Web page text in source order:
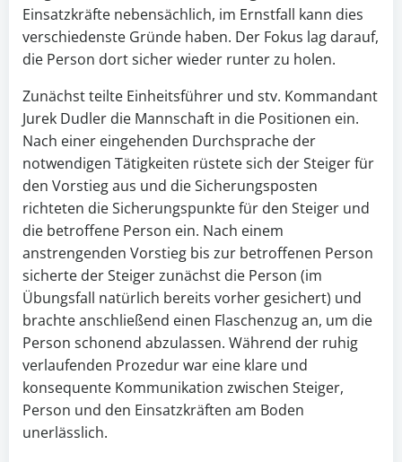
Einsatzkräfte nebensächlich, im Ernstfall kann dies
verschiedenste Gründe haben. Der Fokus lag darauf,
die Person dort sicher wieder runter zu holen.
Zunächst teilte Einheitsführer und stv. Kommandant
Jurek Dudler die Mannschaft in die Positionen ein.
Nach einer eingehenden Durchsprache der
notwendigen Tätigkeiten rüstete sich der Steiger für
den Vorstieg aus und die Sicherungsposten
richteten die Sicherungspunkte für den Steiger und
die betroffene Person ein. Nach einem
anstrengenden Vorstieg bis zur betroffenen Person
sicherte der Steiger zunächst die Person (im
Übungsfall natürlich bereits vorher gesichert) und
brachte anschließend einen Flaschenzug an, um die
Person schonend abzulassen. Während der ruhig
verlaufenden Prozedur war eine klare und
konsequente Kommunikation zwischen Steiger,
Person und den Einsatzkräften am Boden
unerlässlich.